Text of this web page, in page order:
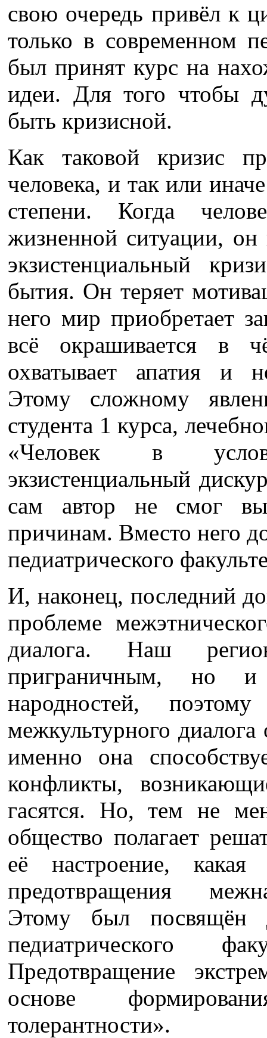
свою очередь привёл к
только в современном
был принят курс на
идеи. Для того чтобы
быть кризисной.
Как таковой кризис
человека, и так или
степени. Когда
жизненной ситуации,
экзистенциальный
бытия. Он теряет
него мир приобретает
всё окрашивается в
охватывает апатия и
Этому сложному
студента 1 курса,
«Человек в
экзистенциальный
сам автор не смог
причинам. Вместо него
педиатрического
И, наконец, последний
проблеме
диалога. Наш
приграничным, но и
народностей,
межкультурного
именно она
конфликты,
гасятся. Но, тем не
общество полагает
её настроение,
предотвращения
Этому был посвящён
педиатрического
Предотвращение
основе
толерантности».